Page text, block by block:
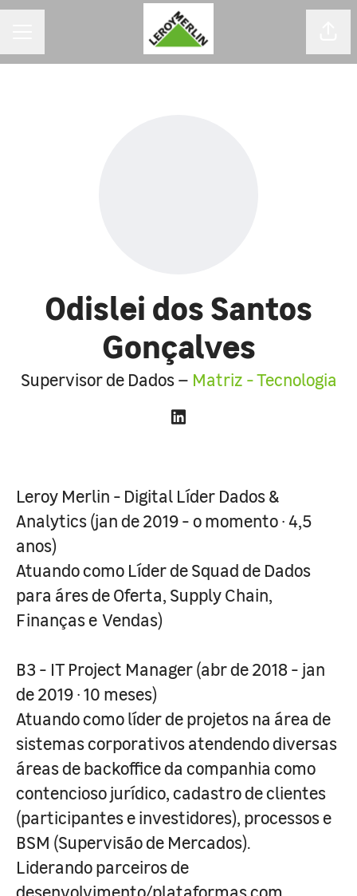
Odislei dos Santos
Gonçalves
Supervisor de Dados – Matriz - Tecnologia
Leroy Merlin - Digital Líder Dados &
Analytics (jan de 2019 - o momento · 4,5
anos)
Atuando como Líder de Squad de Dados
para áres de Oferta, Supply Chain,
Finanças e Vendas)
B3 - IT Project Manager (abr de 2018 - jan
de 2019 · 10 meses)
Atuando como líder de projetos na área de
sistemas corporativos atendendo diversas
áreas de backoffice da companhia como
contencioso jurídico, cadastro de clientes
(participantes e investidores), processos e
BSM (Supervisão de Mercados).
Liderando parceiros de
desenvolvimento/plataformas com